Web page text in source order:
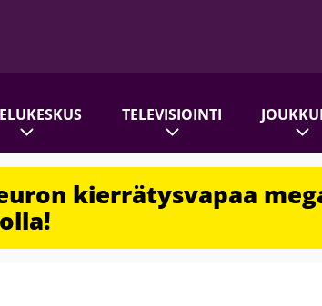
TELEVISIOINTI
kierrätysvapaa